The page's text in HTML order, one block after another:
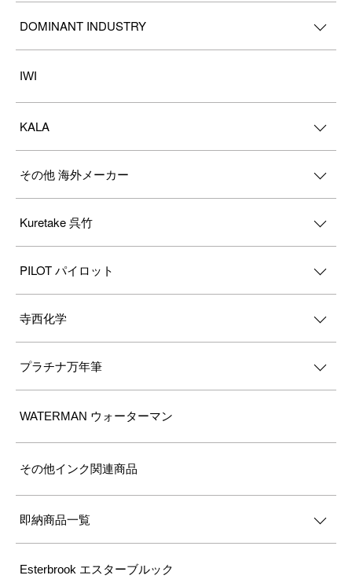
DOMINANT INDUSTRY
IWI
KALA
その他 海外メーカー
Kuretake 呉竹
PILOT パイロット
寺西化学
プラチナ万年筆
WATERMAN ウォーターマン
その他インク関連商品
即納商品一覧
Esterbrook エスターブルック